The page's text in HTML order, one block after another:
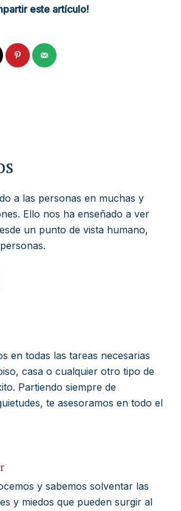
este artículo!
a las personas en muchas y
Ello nos ha enseñado a ver
un punto de vista humano,
en todas las tareas necesarias
casa o cualquier otro tipo de
Partiendo siempre de
te asesoramos en todo el
y sabemos solventar las
y miedos que pueden surgir al